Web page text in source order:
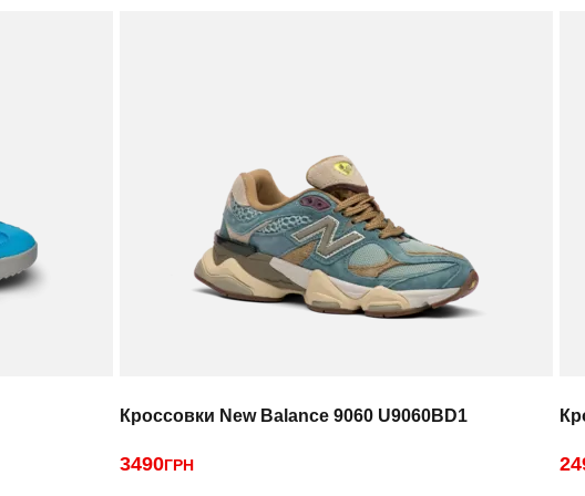
Кроссовки New Balance 9060 U9060BD1
3490ГРН